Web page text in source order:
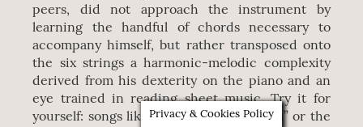
peers, did not approach the instrument by
learning the handful of chords necessary to
accompany himself, but rather transposed onto
the six strings a harmonic-melodic complexity
derived from his dexterity on the piano and an
eye trained in reading sheet music. Try it for
yourself: songs like “Il ratto della chitarra” or the
Privacy & Cookies Policy